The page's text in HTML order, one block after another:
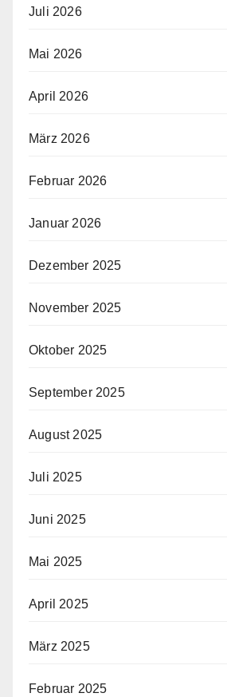
Juli 2026
Mai 2026
April 2026
März 2026
Februar 2026
Januar 2026
Dezember 2025
November 2025
Oktober 2025
September 2025
August 2025
Juli 2025
Juni 2025
Mai 2025
April 2025
März 2025
Februar 2025